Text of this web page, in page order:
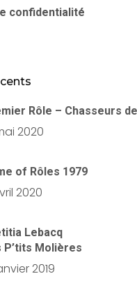
confidentialité
Rôle – Chasseurs
2020
of Rôles 1979
2020
Lebacq
P’tits Molières
2019